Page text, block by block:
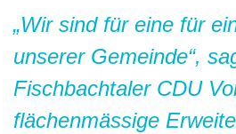
Wir sind für eine für
unserer Gemeinde“,
Fischbachtaler CDU
flächenmässige